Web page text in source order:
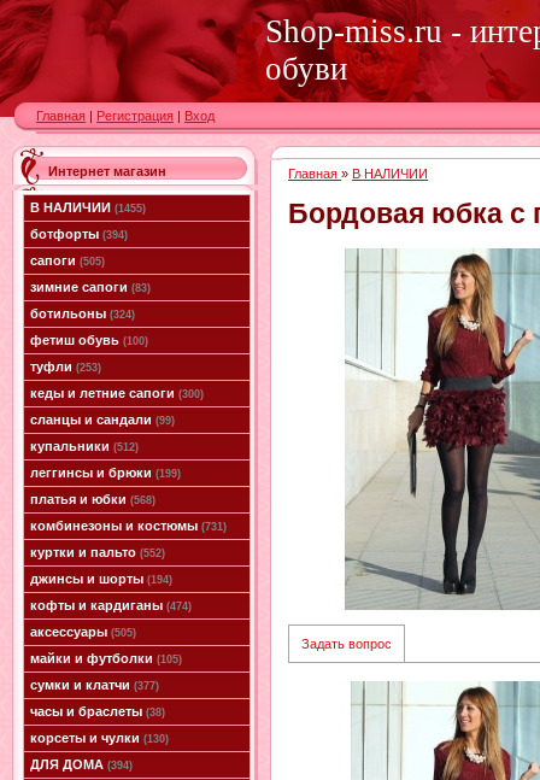
Shop-miss.ru -
обуви
Главная | Регистрация | Вход
Интернет магазин
В НАЛИЧИИ (1455)
ботфорты (394)
сапоги (505)
зимние сапоги (83)
ботильоны (324)
фетиш обувь (100)
туфли (253)
кеды и летние сапоги (300)
сланцы и сандали (99)
купальники (512)
леггинсы и брюки (199)
платья и юбки (568)
комбинезоны и костюмы (731)
куртки и пальто (552)
джинсы и шорты (194)
кофты и кардиганы (474)
аксессуары (505)
майки и футболки (105)
сумки и клатчи (377)
часы и браслеты (38)
корсеты и чулки (130)
ДЛЯ ДОМА (394)
Главная » В НАЛИЧИИ
Бордовая юбка с
Задать вопрос